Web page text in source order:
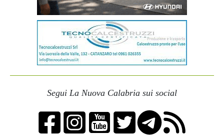
Segui La Nuova Calabria sui social